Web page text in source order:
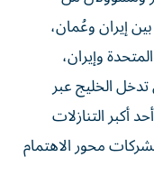
بين إيران وعُمان،
وإيران،
الخليج عبر
التنازلات
محور الاهتمام